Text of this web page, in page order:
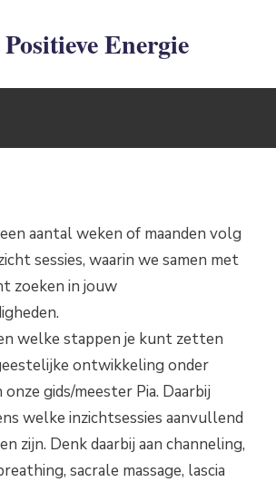
Energie
Leven
aantal weken of maanden volg
sessies, waarin we samen met
zoeken in jouw
welke stappen je kunt zetten
ontwikkeling onder
gids/meester Pia. Daarbij
welke inzichtsessies aanvullend
zijn. Denk daarbij aan channeling,
sacrale massage, lascia